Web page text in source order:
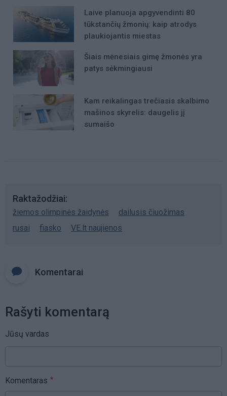
Laive planuoja apgyvendinti 80
tūkstančių žmonių: kaip atrodys
plaukiojantis miestas
Šiais mėnesiais gimę žmonės yra
patys sėkmingiausi
Kam reikalingas trečiasis skalbimo
mašinos skyrelis: daugelis jį
sumaišo
Raktažodžiai
žiemos olimpinės žaidynės
dailusis čiuožimas
rusai
fiasko VE.lt naujienos
Komentarai
Rašyti komentarą
Jūsų vardas
Komentaras